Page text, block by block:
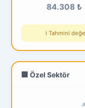
84.308 ₺
ℹ️ Tahmini
🏢 Özel Sektör